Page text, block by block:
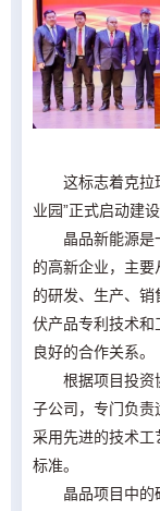
这标志着克拉
业园”正式启动建设
晶品新能源是
的高新企业，主
的研发、生产、
伏产品专利技术和
良好的合作关系。
根据项目投资
子公司，专门负责
采用先进的技术工
标准。
晶品项目中的